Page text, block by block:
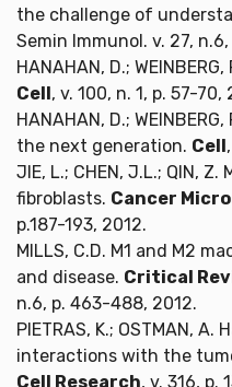
the challenge of
Semin Immunol. v. 27,
HANAHAN, D.;
Cell, v. 100, n. 1, p. 57-70,
HANAHAN, D.;
the next generation. Cell
JIE, L.; CHEN, J.L.; QIN,
fibroblasts. Cancer
p.187-193, 2012.
MILLS, C.D. M1 and M2
and disease. Critical
n.6, p. 463-488, 2012.
PIETRAS, K.; OSTMAN,
interactions with the
Cell Research, v. 316, p.